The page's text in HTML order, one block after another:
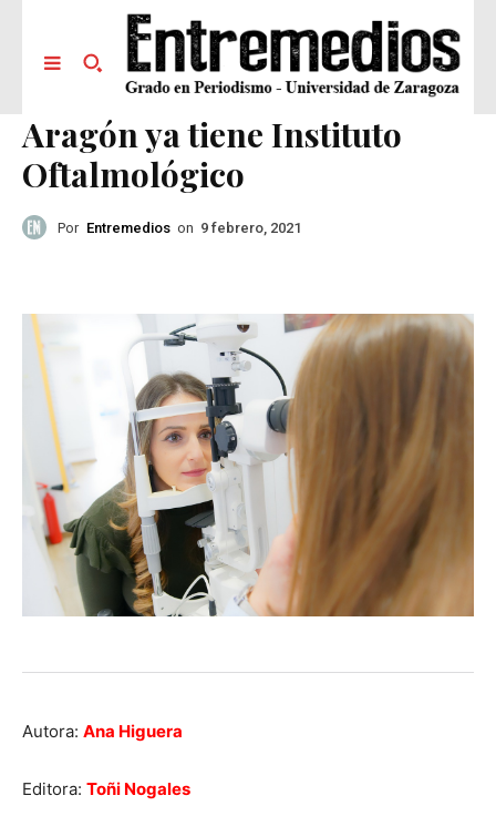
Aragón ya tiene Instituto
Oftalmológico
Por Entremedios on 9 febrero, 2021
Autora: Ana Higuera
Editora: Toñi Nogales